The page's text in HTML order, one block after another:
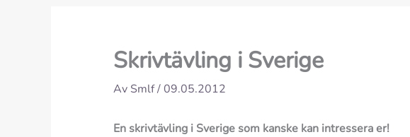
Skrivtävling i Sverige
Av Smlf/ 09.05.2012
En skrivtävling i Sverige som kanske kan intressera er!